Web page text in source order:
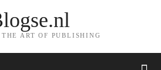
THE ART OF PUBLISHING